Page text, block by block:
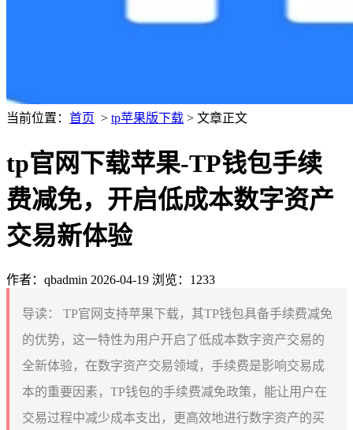
当前位置： 首页 > tp苹果版下载 > 文章正文
tp官网下载苹果-TP钱包手续
费减免，开启低成本数字资产
交易新体验
作者：qbadmin 2026-04-19 浏览：1233
导读：
TP官网支持苹果下载，其TP钱包具备手续费减免
的优势，这一特性为用户开启了低成本数字资产交易的
全新体验，在数字资产交易领域，手续费是影响交易成
本的重要因素，TP钱包的手续费减免政策，能让用户在
交易过程中减少成本支出，更高效地进行数字资产的买